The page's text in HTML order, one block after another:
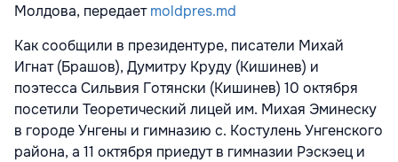
Молдова, передаетmoldpres.md
Как сообщили в президентуре, писатели Михай
Игнат (Брашов), Думитру Круду (Кишинев) и
поэтесса Сильвия Готянски (Кишинев) 10 октября
посетили Теоретический лицей им. Михая Эминеску
в городе Унгены и гимназию с. Костулень Унгенского
района, а 11 октября приедут в гимназии Рэскэец и